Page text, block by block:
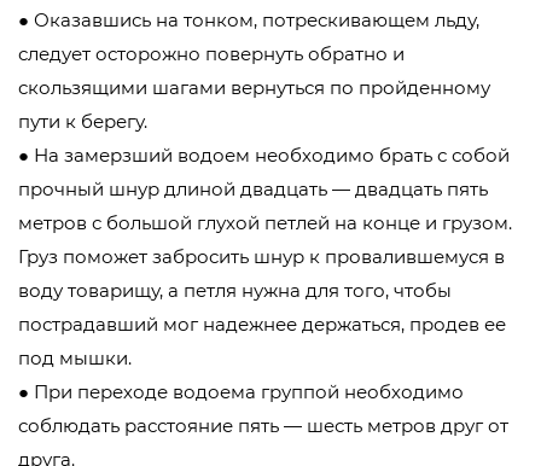
● Оказавшись на тонком, потрескивающем льду,
следует осторожно повернуть обратно и
скользящими шагами вернуться по пройденному
пути к берегу.
● На замерзший водоем необходимо брать с собой
прочный шнур длиной двадцать — двадцать пять
метров с большой глухой петлей на конце и грузом.
Груз поможет забросить шнур к провалившемуся в
воду товарищу, а петля нужна для того, чтобы
пострадавший мог надежнее держаться, продев ее
под мышки.
● При переходе водоема группой необходимо
соблюдать расстояние пять — шесть метров друг от
друга.